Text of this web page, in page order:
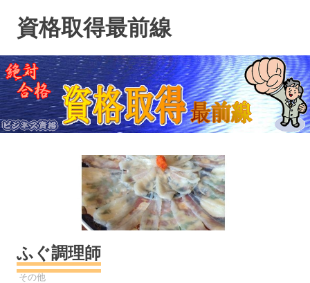
ン
ツ
へ
ス
キ
資格取得最前線
ふぐ調理師
資格
その他